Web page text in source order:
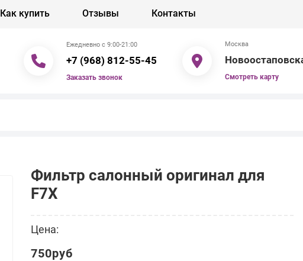
Как купить Отзывы Контакты
Ежедневно с 9:00-21:00
+7 (968) 812-55-45
Заказать звонок
Москва
Смотреть карту
Фильтр салонный оригинал для
F7X
Цена:
750руб